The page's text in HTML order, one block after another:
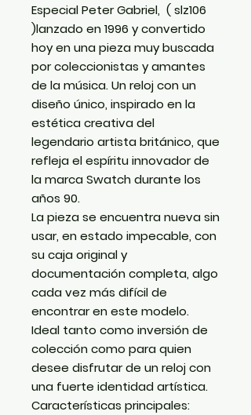
Especial Peter Gabriel, ( slz106
)lanzado en 1996 y convertido
hoy en una pieza muy buscada
por coleccionistas y amantes
de la música. Un reloj con un
diseño único, inspirado en la
estética creativa del
legendario artista británico, que
refleja el espíritu innovador de
la marca Swatch durante los
años 90.
La pieza se encuentranueva sin
usar, en estado impecable, con
su caja original y
documentación completa, algo
cada vez más difícil de
encontrar en este modelo.
Ideal tanto como inversión de
colección como para quien
desee disfrutar de un reloj con
una fuerte identidad artística.
Características principales: